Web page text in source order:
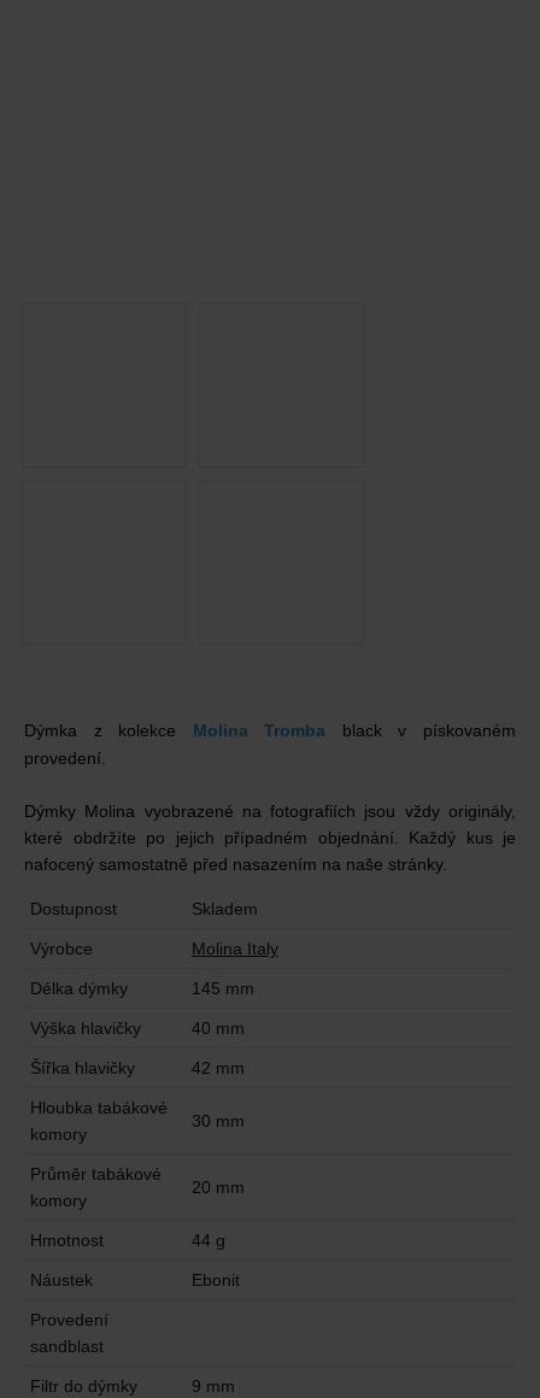
Dýmka z kolekce Molina Tromba
black v pískovaném
provedení.
Dýmky Molina vyobrazené na fotografiích jsou vždy originály,
které obdržíte po jejich případném objednání. Každý kus je
nafocený samostatně před nasazením na naše stránky.
Dostupnost Skladem
Výrobce Molina Italy
Délka dýmky 145 mm
Výška hlavičky 40 mm
Šířka hlavičky 42 mm
Hloubka tabákové
komory
30 mm
Průměr tabákové
komory
20 mm
Hmotnost 44 g
Náustek Ebonit
Provedení
sandblast
Filtr do dýmky 9 mm